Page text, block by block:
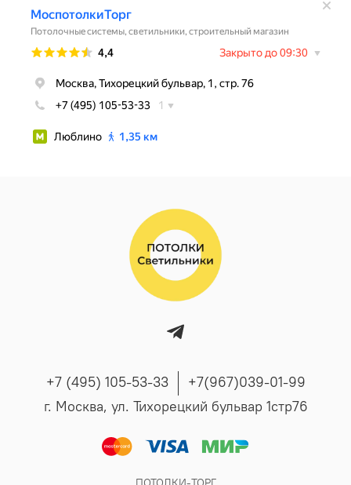
+7 (495) 105-53-33
+7(967)039-01-99
г. Москва, ул. Тихорецкий бульвар 1стр76